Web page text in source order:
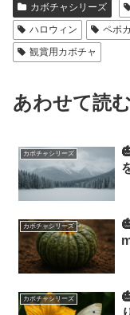
カボチャシリーズ
ハロウィン
ペポ
観賞用カボチャ
あわせて読む
カボチャシリーズ
カボチャシリーズ
カボチャシリーズ